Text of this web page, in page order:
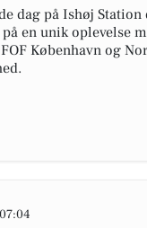
dag på Ishøj
en unik oplevelse
København og